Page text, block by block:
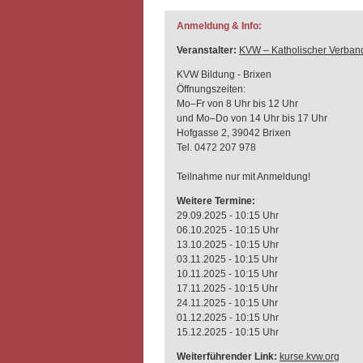
Anmeldung & Info:
Veranstalter: KVW – Katholischer
KVW Bildung - Brixen
Öffnungszeiten:
Mo–Fr von 8 Uhr bis 12 Uhr
und Mo–Do von 14 Uhr bis 17 Uhr
Hofgasse 2, 39042 Brixen
Tel. 0472 207 978
Teilnahme nur mit Anmeldung!
Weitere Termine:
29.09.2025 - 10:15 Uhr
06.10.2025 - 10:15 Uhr
13.10.2025 - 10:15 Uhr
03.11.2025 - 10:15 Uhr
10.11.2025 - 10:15 Uhr
17.11.2025 - 10:15 Uhr
24.11.2025 - 10:15 Uhr
01.12.2025 - 10:15 Uhr
15.12.2025 - 10:15 Uhr
Weiterführender Link: kurse.kvw.org